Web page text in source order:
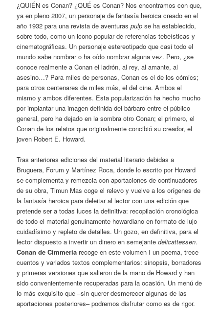
¿QUIÉN es Conan? ¿QUÉ es Conan? Nos encontramos con que,
ya en pleno 2007, un personaje de fantasía heroica creado en el
año 1932 para una revista de aventuraspulp se ha establecido,
sobre todo, como un icono popular de referencias tebeísticas y
cinematográficas. Un personaje estereotipado que casi todo el
mundo sabe nombrar o ha oído nombrar alguna vez. Pero, ¿se
conoce realmente a Conan el ladrón, al rey, al amante, al
asesino…? Para miles de personas, Conan es el de los cómics;
para otros centenares de miles más, el del cine. Ambos el
mismo y ambos diferentes. Esta popularización ha hecho mucho
por implantar una imagen definida del bárbaro entre el público
general, pero ha dejado en la sombra otro Conan; el primero, el
Conan de los relatos que originalmente concibió su creador, el
joven Robert E. Howard.
Tras anteriores ediciones del material literario debidas a
Bruguera, Forum y Martínez Roca, donde lo escrito por Howard
se complementa y remezcla con aportaciones de continuadores
de su obra, Timun Mas coge el relevo y vuelve a los orígenes de
la fantasía heroica para deleitar al lector con una edición que
pretende ser a todas luces la definitiva: recopilación cronológica
de todo el material genuinamente howardiano en formato de lujo
cuidadísimo y repleto de detalles. Un gozo, en definitiva, para el
lector dispuesto a invertir un dinero en semejantedelicattessen.
Conan de Cimmeria recoge en este volumen I un poema, trece
cuentos y variados textos complementarios: sinopsis, borradores
y primeras versiones que salieron de la mano de Howard y han
sido convenientemente recuperadas para la ocasión. Un menú de
lo más exquisito que –sin querer desmerecer algunas de las
aportaciones posteriores– podremos disfrutar como es de rigor.